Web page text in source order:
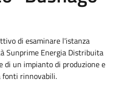
di esaminare l'istanza
Sunprime Energia Distribuita
di un impianto di produzione e
fonti rinnovabili.